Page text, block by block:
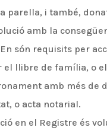
parella, i també,
amb la
són requisits per
el llibre de família, o
amb més de
o acta notarial.
en el Registre és